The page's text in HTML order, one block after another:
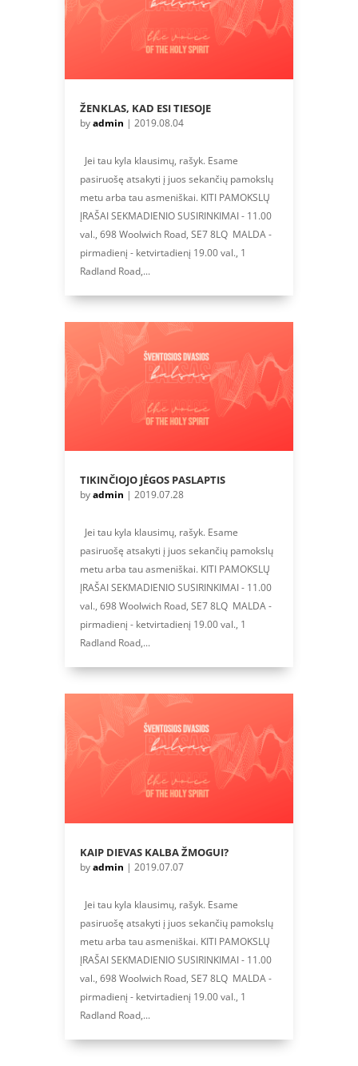
ŽENKLAS, KAD ESI TIESOJE
byadmin | 2019.08.04
Jei tau kyla klausimų, rašyk. Esame
pasiruošę atsakyti į juos sekančių pamokslų
metu arba tau asmeniškai. KITI PAMOKSLŲ
ĮRAŠAI SEKMADIENIO SUSIRINKIMAI - 11.00
val., 698 Woolwich Road, SE7 8LQ MALDA -
pirmadienį - ketvirtadienį 19.00 val., 1
Radland Road,...
TIKINČIOJO JĖGOS PASLAPTIS
byadmin | 2019.07.28
Jei tau kyla klausimų, rašyk. Esame
pasiruošę atsakyti į juos sekančių pamokslų
metu arba tau asmeniškai. KITI PAMOKSLŲ
ĮRAŠAI SEKMADIENIO SUSIRINKIMAI - 11.00
val., 698 Woolwich Road, SE7 8LQ MALDA -
pirmadienį - ketvirtadienį 19.00 val., 1
Radland Road,...
KAIP DIEVAS KALBA ŽMOGUI?
byadmin | 2019.07.07
Jei tau kyla klausimų, rašyk. Esame
pasiruošę atsakyti į juos sekančių pamokslų
metu arba tau asmeniškai. KITI PAMOKSLŲ
ĮRAŠAI SEKMADIENIO SUSIRINKIMAI - 11.00
val., 698 Woolwich Road, SE7 8LQ MALDA -
pirmadienį - ketvirtadienį 19.00 val., 1
Radland Road,...